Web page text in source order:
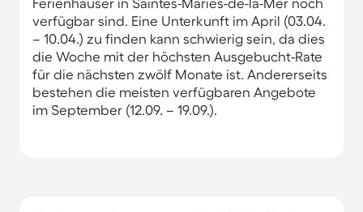
verfügbar sind. Eine Unterkunft im April (03.04.
– 10.04.) zu finden kann schwierig sein, da dies
die Woche mit der höchsten Ausgebucht-Rate
für die nächsten zwölf Monate ist. Andererseits
bestehen die meisten verfügbaren Angebote
im September (12.09. – 19.09.).